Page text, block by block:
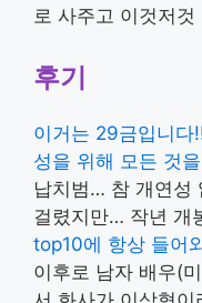
로 사주고 이것저
후기
이거는 29금입니다
성을 위해 모든 것
납치범… 참 개연성
걸렸지만… 작년 개
top10에 항상 들어
이후로 남자 배우(